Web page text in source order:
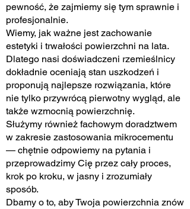
pewność, że zajmiemy się tym sprawnie i
profesjonalnie.
Wiemy, jak ważne jest zachowanie
estetyki i trwałości powierzchni na lata.
Dlatego nasi doświadczeni rzemieślnicy
dokładnie oceniają stan uszkodzeń i
proponują najlepsze rozwiązania, które
nie tylko przywrócą pierwotny wygląd, ale
także wzmocnią powierzchnię.
Służymy również fachowym doradztwem
w zakresie zastosowania mikrocementu
— chętnie odpowiemy na pytania i
przeprowadzimy Cię przez cały proces,
krok po kroku, w jasny i zrozumiały
sposób.
Dbamy o to, aby Twoja powierzchnia znów